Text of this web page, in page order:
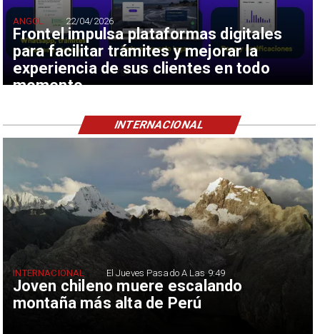
Frontel impulsa plataformas digitales
para facilitar trámites y mejorar la
experiencia de sus clientes en todo
momento
ANGOL 22/04/2026
Joven chileno muere escalando
montaña más alta de Perú
INTERNACIONAL El Jueves Pasado A Las 9:49
INTERNACIONAL